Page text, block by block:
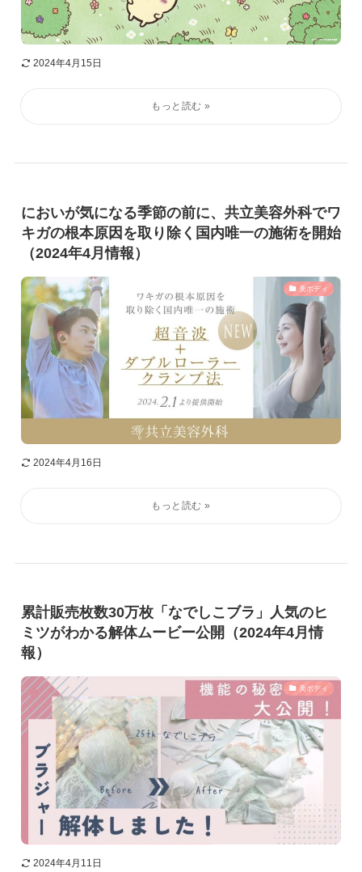
2024年4月15日
においが気になる季節の前に、共立美容外科でワ
キガの根本原因を取り除く国内唯一の施術を開始
（2024年4月情報）
美ボディ
2024年4月16日
累計販売枚数30万枚「なでしこブラ」人気のヒ
ミツがわかる解体ムービー公開（2024年4月情
報）
美ボディ
2024年4月11日